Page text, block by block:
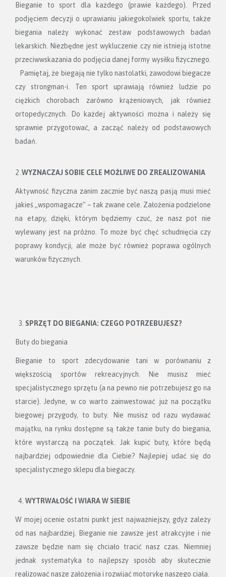
Bieganie to sport dla każdego (prawie każdego). Przed
podjęciem decyzji o uprawianiu jakiegokolwiek sportu, także
biegania należy wykonać zestaw podstawowych badań
lekarskich. Niezbędne jest wykluczenie czy nie istnieją istotne
przeciwwskazania do podjęcia danej formy wysiłku fizycznego.
Pamiętaj, że biegają nie tylko nastolatki, zawodowi biegacze
czy strongman-i. Ten sport uprawiają również ludzie po
ciężkich chorobach zarówno krążeniowych, jak również
ortopedycznych. Do każdej aktywności można i należy się
sprawnie przygotować, a zacząć należy od podstawowych
badań.
2 . WYZNACZAJ SOBIE CELE MOŻLIWE DO ZREALIZOWANIA
Aktywność fizyczna zanim zacznie być naszą pasją musi mieć
jakieś „wspomagacze” – tak zwane cele. Założenia podzielone
na etapy, dzięki, którym będziemy czuć, że nasz pot nie
wylewany jest na próżno. To może być chęć schudnięcia czy
poprawy kondycji, ale może być również poprawa ogólnych
warunków fizycznych.
SPRZĘT DO BIEGANIA: CZEGO POTRZEBUJESZ?
Buty do biegania
Bieganie to sport zdecydowanie tani w porównaniu z
większością sportów rekreacyjnych. Nie musisz mieć
specjalistycznego sprzętu (a na pewno nie potrzebujesz go na
starcie). Jedyne, w co warto zainwestować już na początku
biegowej przygody, to buty. Nie musisz od razu wydawać
majątku, na rynku dostępne są także tanie buty do biegania,
które wystarczą na początek. Jak kupić buty, które będą
najbardziej odpowiednie dla Ciebie? Najlepiej udać się do
specjalistycznego sklepu dla biegaczy.
WYTRWAŁOŚĆ I WIARA W SIEBIE
W mojej ocenie ostatni punkt jest najważniejszy, gdyż zależy
od nas najbardziej. Bieganie nie zawsze jest atrakcyjne i nie
zawsze będzie nam się chciało tracić nasz czas. Niemniej
jednak systematyka to najlepszy sposób aby skutecznie
realizować nasze założenia i rozwijać motorykę naszego ciała.